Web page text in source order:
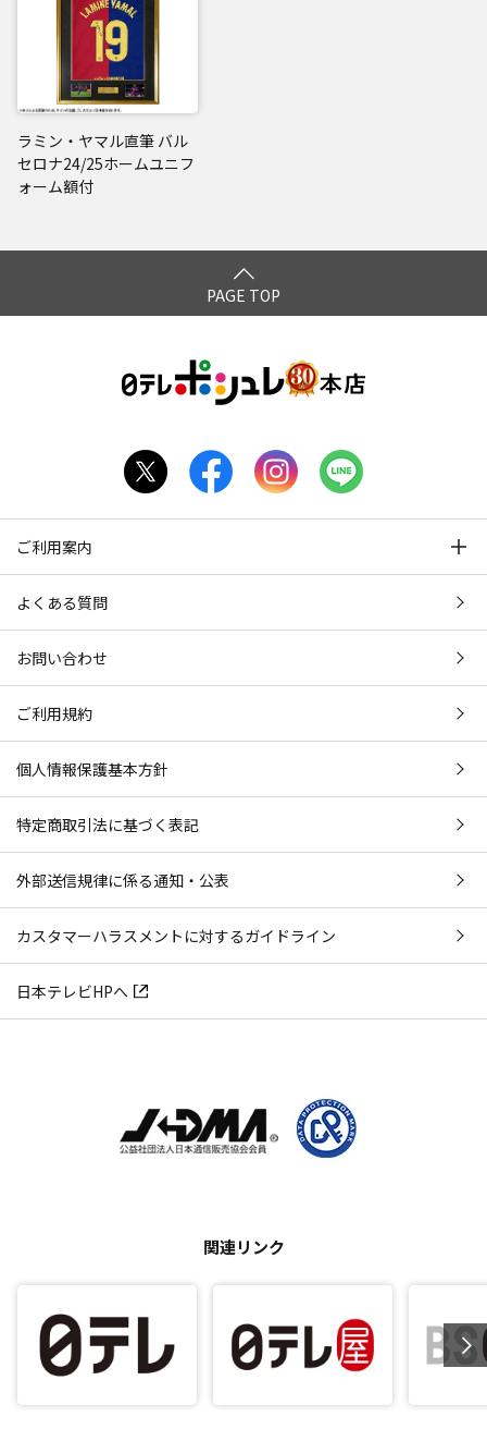
ラミン・ヤマル直筆 バル
セロナ24/25ホームユニフ
ォーム額付
PAGE TOP
ご利用案内
よくある質問
お問い合わせ
ご利用規約
個人情報保護基本方針
特定商取引法に基づく表記
外部送信規律に係る通知・公表
カスタマーハラスメントに対するガイドライン
日本テレビHPへ
関連リンク